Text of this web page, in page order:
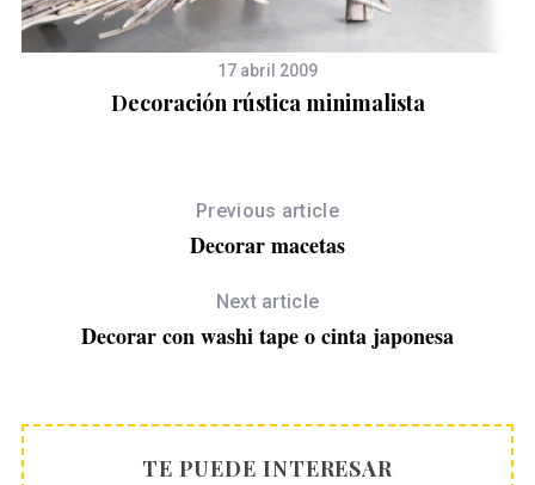
17 abril 2009
Decoración rústica minimalista
Previous article
Decorar macetas
Next article
Decorar con washi tape o cinta japonesa
TE PUEDE INTERESAR